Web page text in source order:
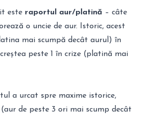
este raportul aur/platină – câte
o uncie de aur. Istoric, acest
mai scumpă decât aurul) în
peste 1 în crize (platină mai
a urcat spre maxime istorice,
de peste 3 ori mai scump decât